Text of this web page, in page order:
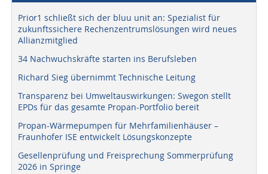
Prior1 schließt sich der bluu unit an: Spezialist für
zukunftssichere Rechenzentrumslösungen wird neues
Allianzmitglied
34 Nachwuchskräfte starten ins Berufsleben
Richard Sieg übernimmt Technische Leitung
Transparenz bei Umweltauswirkungen: Swegon stellt
EPDs für das gesamte Propan-Portfolio bereit
Propan-Wärmepumpen für Mehrfamilienhäuser –
Fraunhofer ISE entwickelt Lösungskonzepte
Gesellenprüfung und Freisprechung Sommerprüfung
2026 in Springe